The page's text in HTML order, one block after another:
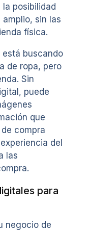
posibilidad
sin las
física.
está buscando
de ropa, pero
Sin
puede
que
compra
del
las
para
negocio de